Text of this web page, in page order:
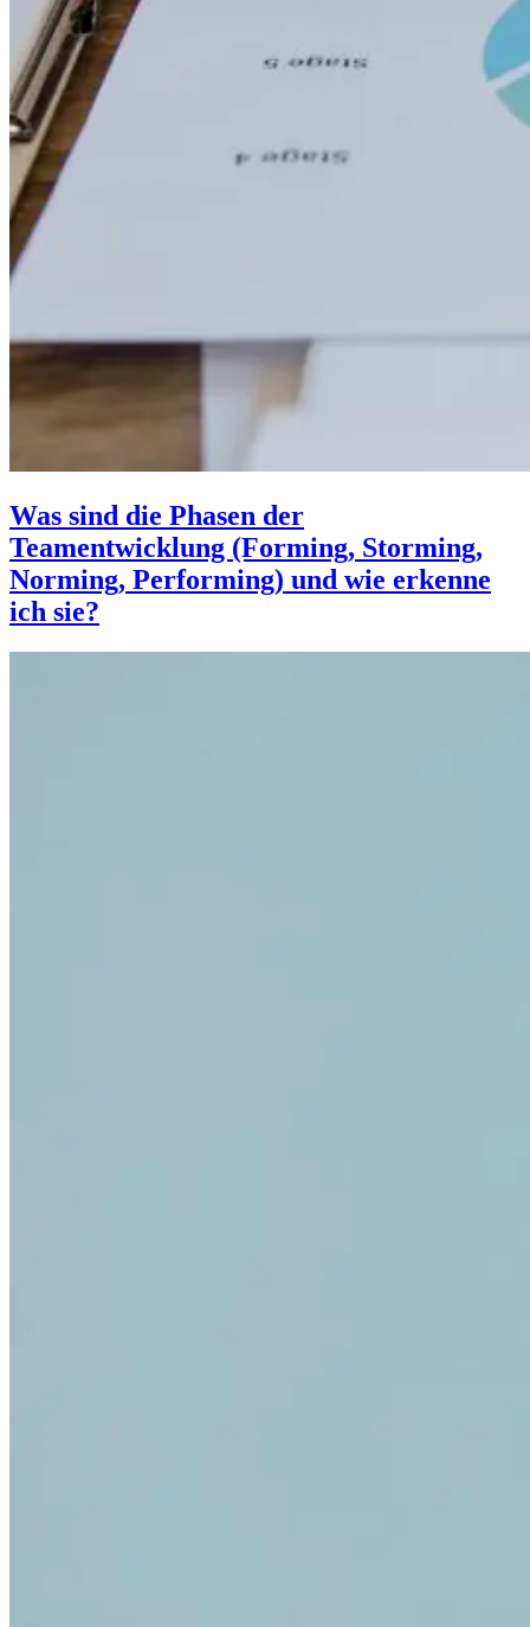
Was sind die Phasen der
Teamentwicklung (Forming, Storming,
Norming, Performing) und wie erkenne
ich sie?